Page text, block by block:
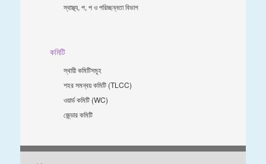
স্বাস্থ্য, প, প ও পরিচ্ছন্নতা ‍বিভাগ
কমিটি
স্থায়ী কমিটিসমূহ
শহর সমন্বয় কমিটি (TLCC)
ওয়ার্ড কমিটি (WC)
জে্ন্ডার কমিটি